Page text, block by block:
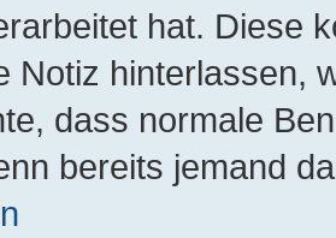
hat. Diese
Notiz hinterlassen,
dass normale
bereits jemand